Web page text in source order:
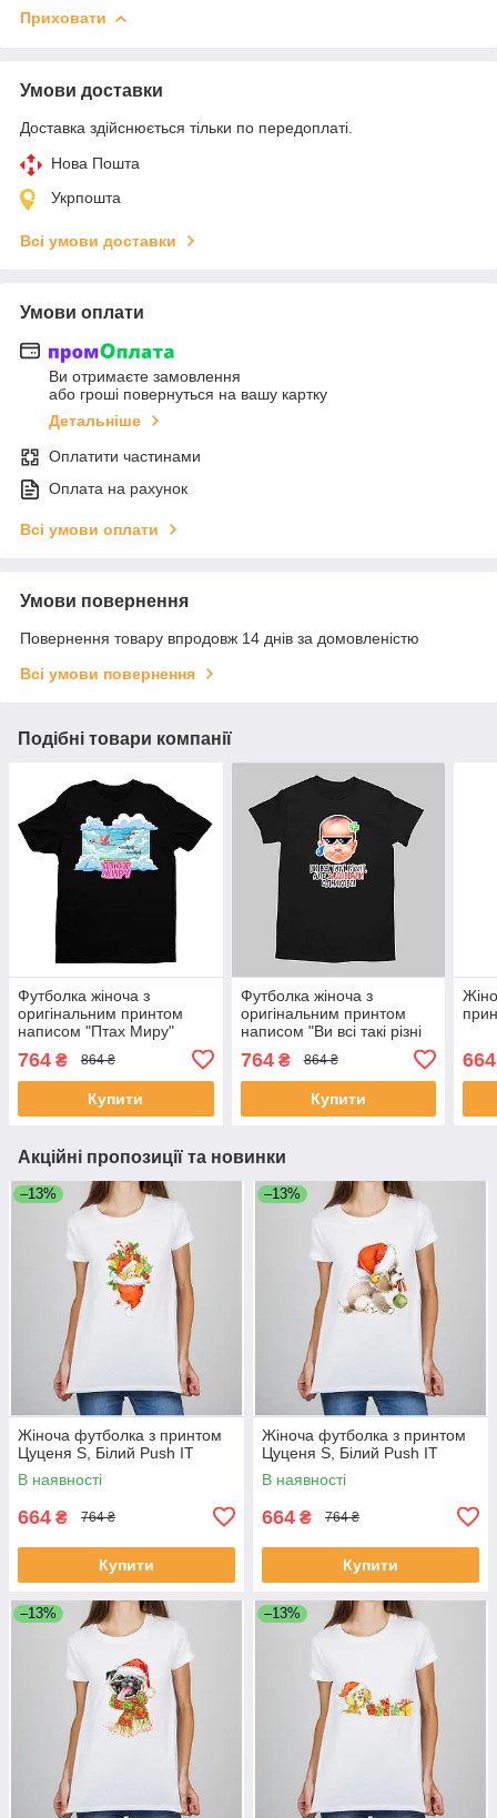
Приховати
Умови доставки
Доставка здійснюється тільки по передоплаті.
Нова Пошта
Укрпошта
Всі умови доставки
Умови оплати
Ви отримаєте замовлення
або гроші повернуться на вашу картку
Детальніше
Оплатити частинами
Оплата на рахунок
Всі умови оплати
Умови повернення
Повернення товару впродовж 14 днів за домовленістю
Всі умови повернення
Подібні товари компанії
Футболка жіноча з
оригінальним принтом
написом "Птах Миру"
764 ₴ 864 ₴
Купити
Футболка жіноча з
оригінальним принтом
написом "Ви всі такі різні
але задовбали однаково"
Чорний Push IT
764₴ 864 ₴
Купити
664
Акційні пропозиції та новинки
–13%
Жіноча футболка з принтом
Цуценя S, Білий Push IT
В наявності
664 ₴ 764 ₴
Купити
–13%
Жіноча футболка з принтом
Цуценя S, Білий Push IT
В наявності
664 ₴ 764 ₴
Купити
–13% –13%